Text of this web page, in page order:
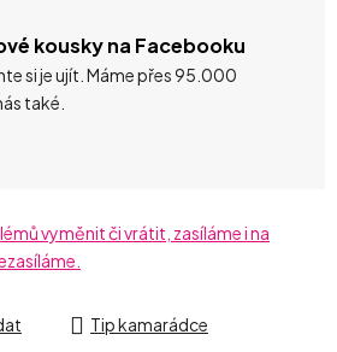
kousky na Facebooku
si je ujít. Máme přes 95.000
také.
vyměnit či vrátit, zasíláme i na
Tip kamarádce